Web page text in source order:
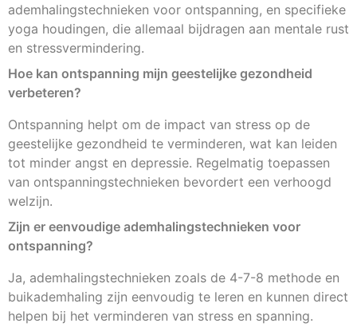
ademhalingstechnieken voor ontspanning, en specifieke
yoga houdingen, die allemaal bijdragen aan mentale rust
en stressvermindering.
Hoe kan ontspanning mijn geestelijke gezondheid
verbeteren?
Ontspanning helpt om de impact van stress op de
geestelijke gezondheid te verminderen, wat kan leiden
tot minder angst en depressie. Regelmatig toepassen
van ontspanningstechnieken bevordert een verhoogd
welzijn.
Zijn er eenvoudige ademhalingstechnieken voor
ontspanning?
Ja, ademhalingstechnieken zoals de 4-7-8 methode en
buikademhaling zijn eenvoudig te leren en kunnen direct
helpen bij het verminderen van stress en spanning.